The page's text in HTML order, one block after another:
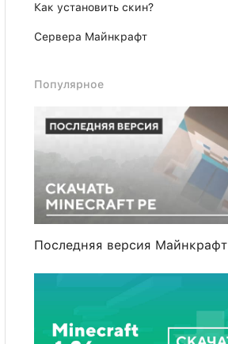
Как установить скин?
Сервера Майнкрафт
Популярное
Последняя версия Майнкрафт